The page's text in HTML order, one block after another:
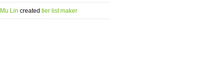
Mu Lin created tier list maker